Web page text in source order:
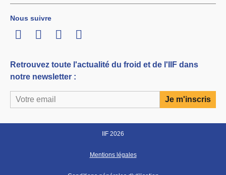
Nous suivre
LinkedInTwitterFacebook
Youtube
Retrouvez toute l'actualité du froid et de l'IIF dans
notre newsletter :
IIF 2026
Mentions légales